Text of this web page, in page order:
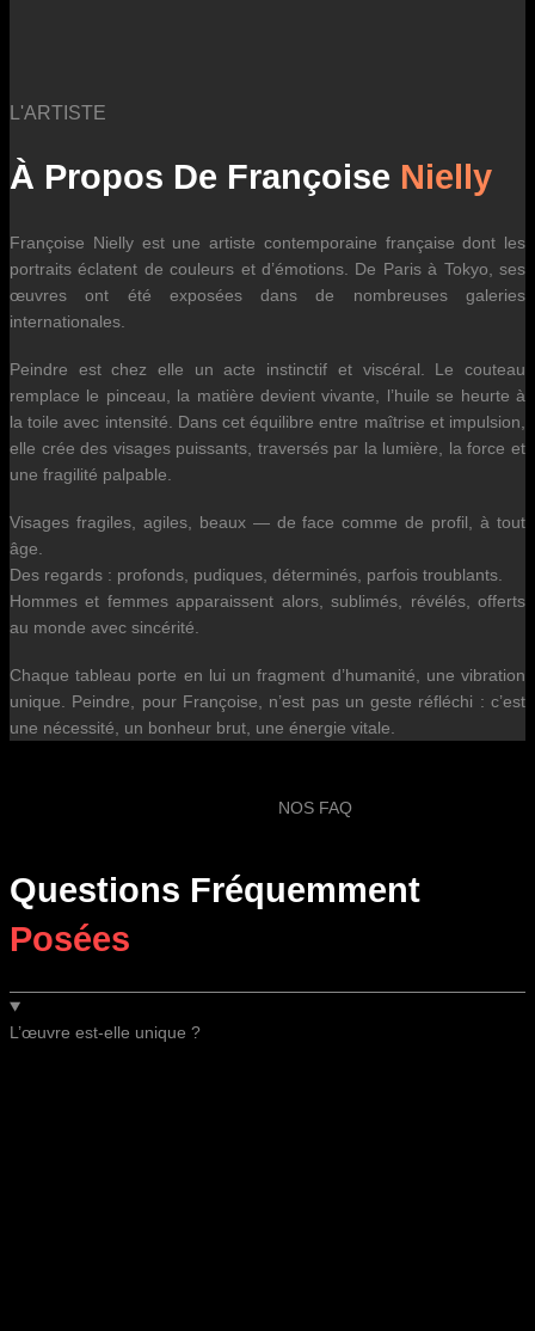
L'ARTISTE
À Propos De Françoise Nielly
Françoise Nielly est une artiste contemporaine française dont les
portraits éclatent de couleurs et d’émotions. De Paris à Tokyo, ses
œuvres ont été exposées dans de nombreuses galeries
internationales.
Peindre est chez elle un acte instinctif et viscéral. Le couteau
remplace le pinceau, la matière devient vivante, l’huile se heurte à
la toile avec intensité. Dans cet équilibre entre maîtrise et impulsion,
elle crée des visages puissants, traversés par la lumière, la force et
une fragilité palpable.
Visages fragiles, agiles, beaux — de face comme de profil, à tout
âge.
Des regards : profonds, pudiques, déterminés, parfois troublants.
Hommes et femmes apparaissent alors, sublimés, révélés, offerts
au monde avec sincérité.
Chaque tableau porte en lui un fragment d’humanité, une vibration
unique. Peindre, pour Françoise, n’est pas un geste réfléchi : c’est
une nécessité, un bonheur brut, une énergie vitale.
NOS FAQ
Questions Fréquemment
Posées
L’œuvre est-elle unique ?